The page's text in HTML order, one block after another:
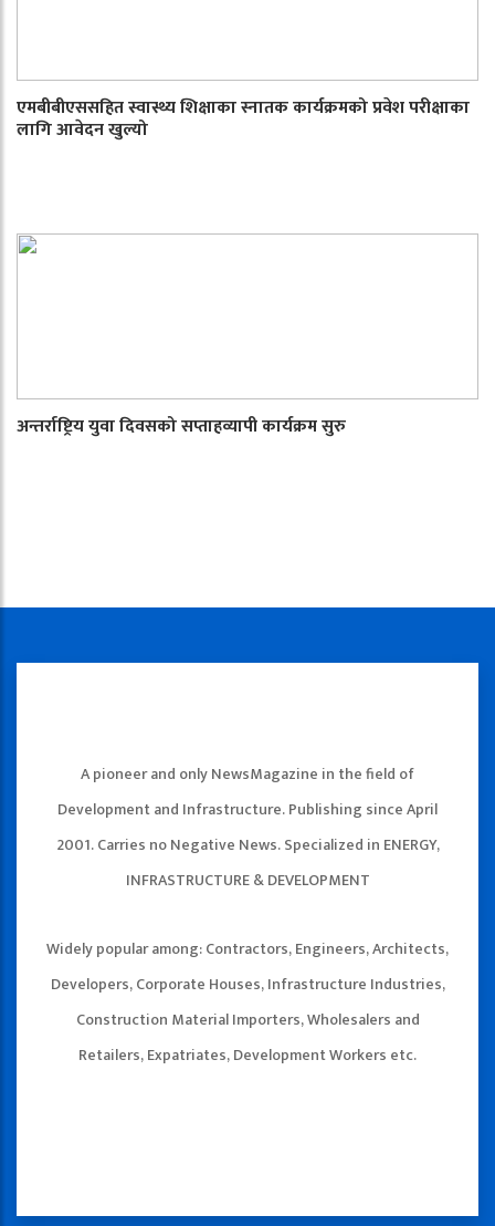
एमबीबीएससहित स्वास्थ्य शिक्षाका स्नातक कार्यक्रमको प्रवेश परीक्षाका
लागि आवेदन खुल्यो
अन्तर्राष्ट्रिय युवा दिवसको सप्ताहव्यापी कार्यक्रम सुरु
A pioneer and only NewsMagazine in the field of
Development and Infrastructure. Publishing since April
2001. Carries no Negative News. Specialized in ENERGY,
INFRASTRUCTURE & DEVELOPMENT
Widely popular among: Contractors, Engineers, Architects,
Developers, Corporate Houses, Infrastructure Industries,
Construction Material Importers, Wholesalers and
Retailers, Expatriates, Development Workers etc.